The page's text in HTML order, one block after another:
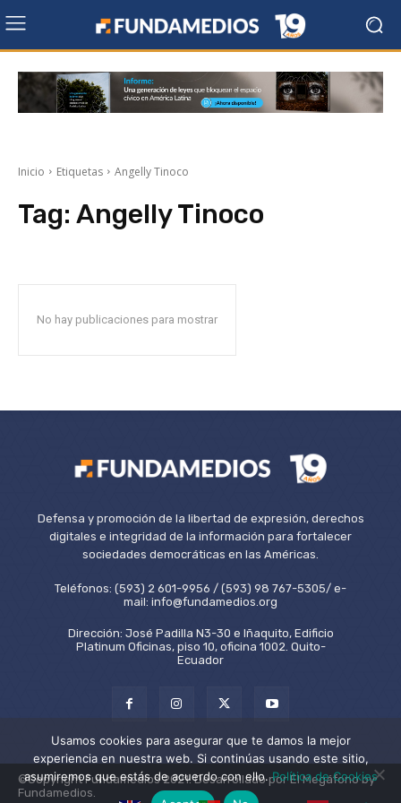
Inicio Etiquetas Angelly Tinoco
Tag: Angelly Tinoco
No hay publicaciones para mostrar
Defensa y promoción de la libertad de expresión, derechos
digitales e integridad de la información para fortalecer
sociedades democráticas en las Américas.
Teléfonos: (593) 2 601-9956 / (593) 98 767-5305/ e-
mail: info@fundamedios.org
Dirección: José Padilla N3-30 e Iñaquito, Edificio
Platinum Oficinas, piso 10, oficina 1002. Quito-
Ecuador
©Copyright Fundamedios 2021. Desarrollado por El Megáfono by
Fundamedios.
Usamos cookies para asegurar que te damos la mejor
experiencia en nuestra web. Si continúas usando este sitio,
asumiremos que estás de acuerdo con ello.Política de Cookies